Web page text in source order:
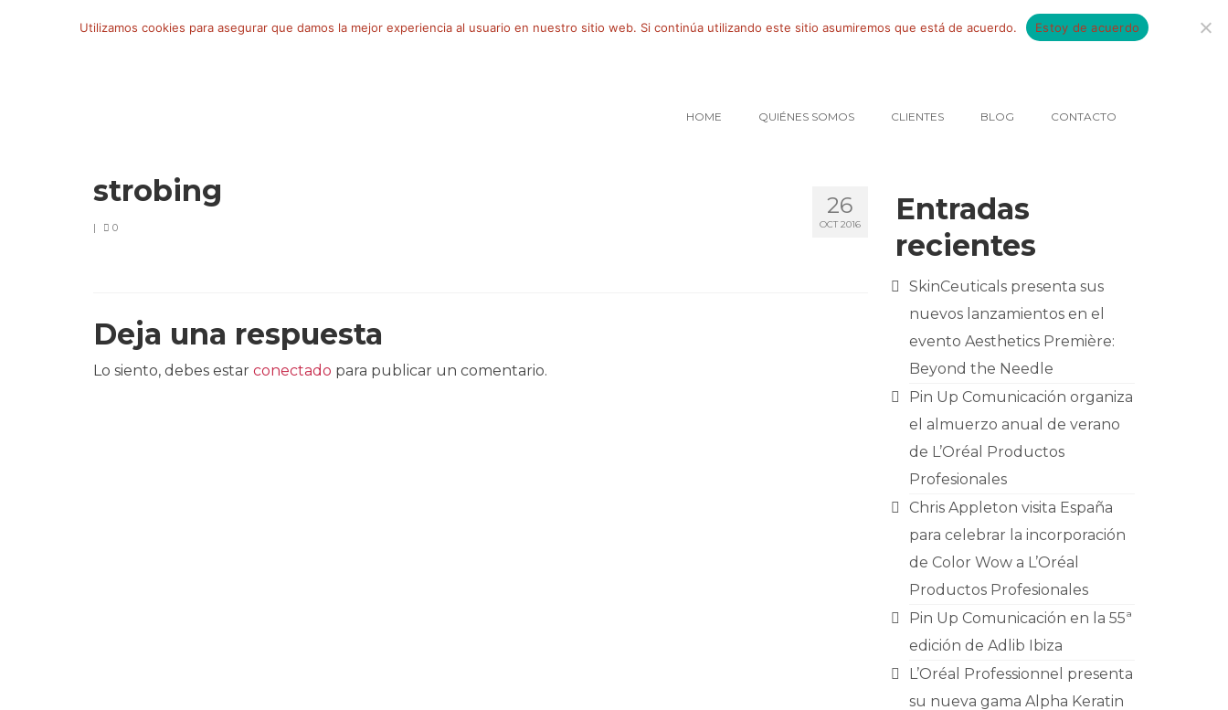
por:
HOME QUIÉNES SOMOS CLIENTES BLOG CONTACTO
26
OCT 2016
strobing
| 0
Deja una respuesta
Lo siento, debes estar conectado para publicar un comentario.
Entradas
recientes
SkinCeuticals presenta sus
nuevos lanzamientos en el
evento Aesthetics Première:
Beyond the Needle
Pin Up Comunicación organiza
el almuerzo anual de verano
de L’Oréal Productos
Profesionales
Chris Appleton visita España
para celebrar la incorporación
de Color Wow a L’Oréal
Productos Profesionales
Pin Up Comunicación en la 55ª
edición de Adlib Ibiza
L’Oréal Professionnel presenta
su nueva gama Alpha Keratin
Utilizamos cookies para asegurar que damos la mejor experiencia al usuario en nuestro sitio web. Si continúa utilizando este sitio asumiremos que está de acuerdo. Estoy de acuerdo